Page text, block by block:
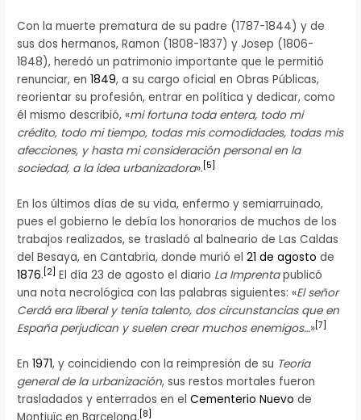
Con la muerte prematura de su padre (1787-1844) y de
sus dos hermanos, Ramon (1808-1837) y Josep (1806-
1848), heredó un patrimonio importante que le permitió
renunciar, en1849, a su cargo oficial en Obras Públicas,
reorientar su profesión, entrar en política y dedicar, como
él mismo describió, «mi fortuna toda entera, todo mi
crédito, todo mi tiempo, todas mis comodidades, todas mis
afecciones, y hasta mi consideración personal en la
sociedad, a la idea urbanizadora». 5
En los últimos días de su vida, enfermo y semiarruinado,
pues el gobierno le debía los honorarios de muchos de los
trabajos realizados, se trasladó al balneario de Las Caldas
del Besaya, en Cantabria, donde murió el21 de agosto de
1876. 2 El día 23 de agosto el diario La Imprentapublicó
una nota necrológica con las palabras siguientes: «El señor
Cerdá era liberal y tenía talento, dos circunstancias que en
España perjudican y suelen crear muchos enemigos…» [7
En1971, y coincidiendo con la reimpresión de su Teoría
general de la urbanización, sus restos mortales fueron
trasladados y enterrados en elCementerio Nuevo de
8